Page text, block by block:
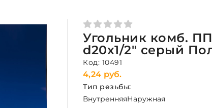
Угольник комб.
d20х1/2" серый
Код: 10491
4,24 руб.
Тип резьбы:
ВнутренняяНаружная